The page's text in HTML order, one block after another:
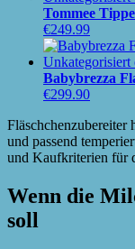
Tommee
€249.99
Babybrezza
€299.90
und passend
und Kaufkriterien für
Wenn die
soll